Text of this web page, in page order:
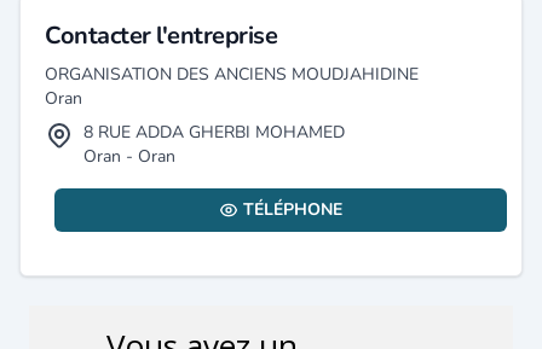
Contacter l'entreprise
ORGANISATION DES ANCIENS MOUDJAHIDINE
Oran
8 RUE ADDA GHERBI MOHAMED
Oran - Oran
TÉLÉPHONE